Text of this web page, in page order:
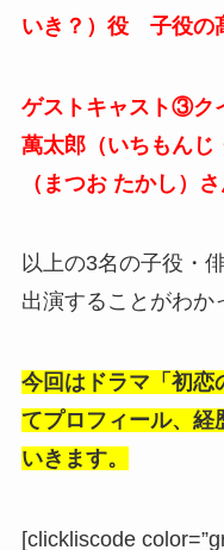
いき？）役 子役の
ゲストキャスト③ク
萬太郎（いちもん
（まつお たかし）
以上の3名の子役・
出演することがわか
今回はドラマ「初恋
てプロフィール、経
いきます。
[clickliscode